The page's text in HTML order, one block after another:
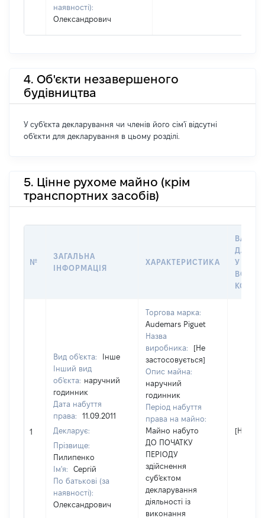
наявності):
Олександрович
4. Об'єкти незавершеного
будівництва
У суб'єкта декларування чи членів його сім'ї відсутні
об'єкти для декларування в цьому розділі.
5. Цінне рухоме майно (крім
транспортних засобів)
№
ЗАГАЛЬНА
ІНФОРМАЦІЯ
ХАРАКТЕРИСТИКА
ДАТУ
У
1
Вид об'єкта:
Інше
Інший вид
об'єкта: наручний
годинник
Дата набуття
права:
11.09.2011
Декларує:
Прізвище:
Пилипенко
Ім'я:
Сергій
По батькові (за
наявності):
Олександрович
Торгова марка:
Audemars Piguet
Назва
виробника:
[Не
застосовується]
Опис майна:
наручний
годинник
Період набуття
права на майно:
Майно набуто
ДО ПОЧАТКУ
ПЕРІОДУ
здійснення
суб'єктом
декларування
діяльності із
виконання
[Не